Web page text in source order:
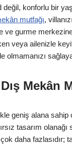
değil, konforlu bir
mutfağı,
ve gurme
veya ailenizle
olmamanızı
Mekân
geniş alana sahip
tasarım
daha fazlasıdır;